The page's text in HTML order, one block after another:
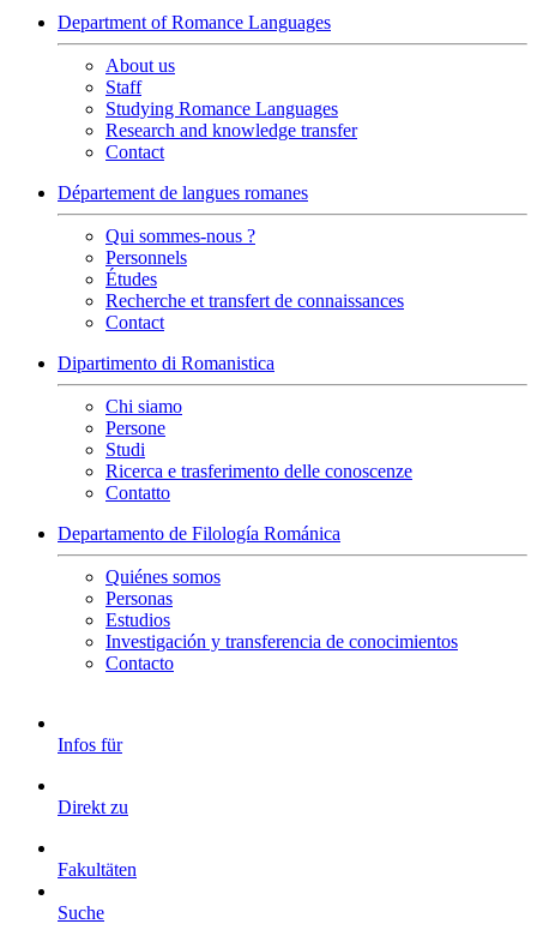
Department of Romance Languages
About us
Staff
Studying Romance Languages
Research and knowledge transfer
Contact
Département de langues romanes
Qui sommes-nous ?
Personnels
Études
Recherche et transfert de connaissances
Contact
Dipartimento di Romanistica
Chi siamo
Persone
Studi
Ricerca e trasferimento delle conoscenze
Contatto
Departamento de Filología Románica
Quiénes somos
Personas
Estudios
Investigación y transferencia de conocimientos
Contacto
Infos für
Direkt zu
Fakultäten
Suche